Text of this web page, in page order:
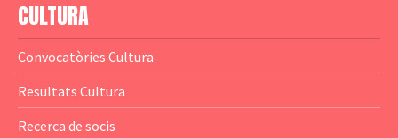
— Estudis
CULTURA
Convocatòries Cultura
Resultats Cultura
Recerca de socis